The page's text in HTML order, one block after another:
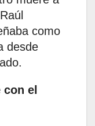
como
desde
el